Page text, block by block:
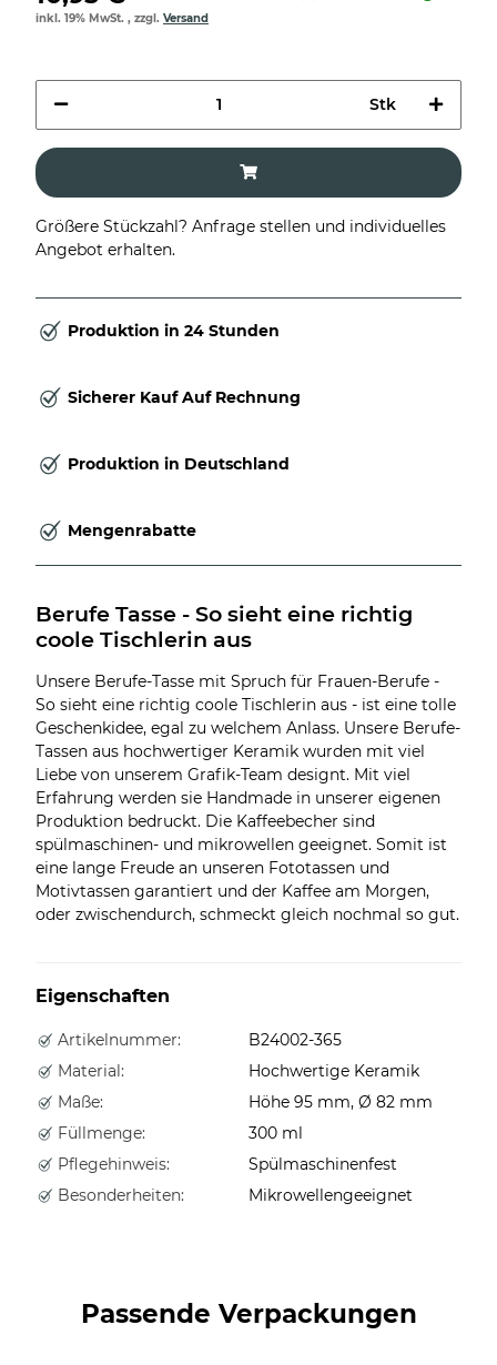
inkl. 19% MwSt. , zzgl. Versand
Stk
Größere Stückzahl? Anfrage stellen und individuelles
Angebot erhalten.
Produktion in 24 Stunden
Sicherer Kauf Auf Rechnung
Produktion in Deutschland
Mengenrabatte
Berufe Tasse - So sieht eine richtig
coole Tischlerin aus
Unsere Berufe-Tasse mit Spruch für Frauen-Berufe -
So sieht eine richtig coole Tischlerin aus - ist eine tolle
Geschenkidee, egal zu welchem Anlass. Unsere Berufe-
Tassen aus hochwertiger Keramik wurden mit viel
Liebe von unserem Grafik-Team designt. Mit viel
Erfahrung werden sie Handmade in unserer eigenen
Produktion bedruckt. Die Kaffeebecher sind
spülmaschinen- und mikrowellen geeignet. Somit ist
eine lange Freude an unseren Fototassen und
Motivtassen garantiert und der Kaffee am Morgen,
oder zwischendurch, schmeckt gleich nochmal so gut.
Eigenschaften
Artikelnummer:
B24002-365
Material:
Hochwertige Keramik
Maße:
Höhe 95 mm, Ø 82 mm
Füllmenge:
300 ml
Pflegehinweis:
Spülmaschinenfest
Besonderheiten:
Mikrowellengeeignet
Passende Verpackungen